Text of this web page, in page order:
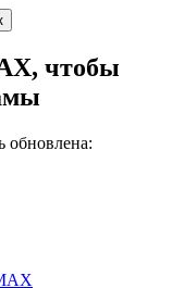
чтобы
обновлена: